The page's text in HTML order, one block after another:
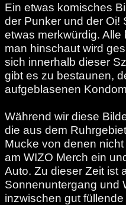
Ein etwas komisches
der Punker und der Oi!
etwas merkwürdig.
man hinschaut wird
sich innerhalb dieser
gibt es zu bestaunen,
aufgeblasenen
Während wir diese
die aus dem
Mucke von denen
am WIZO Merch ein
Auto. Zu dieser Zeit ist
Sonnenuntergang und
inzwischen gut